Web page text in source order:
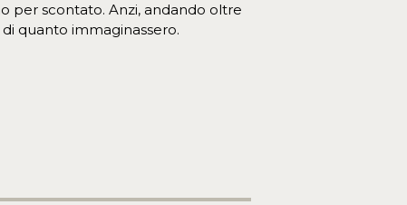
per scontato. Anzi, andando oltre
quanto immaginassero.